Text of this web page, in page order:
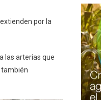
por la
las arterias que
también